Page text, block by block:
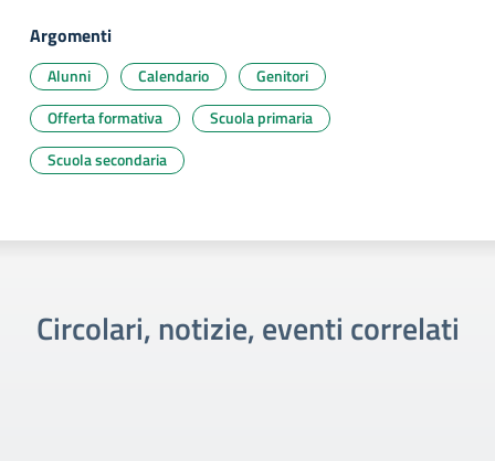
Argomenti
Alunni Calendario
Genitori
Offerta formativa
Scuola primaria
Scuola secondaria
Circolari, notizie, eventi correlati